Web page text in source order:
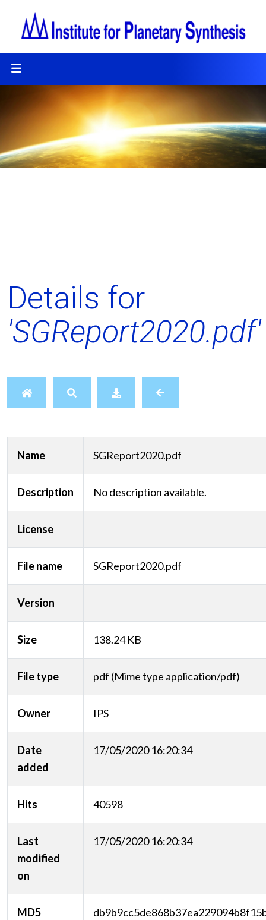
Details for
'SGReport2020.pdf'
Name SGReport2020.pdf
Description No description available.
License
File name SGReport2020.pdf
Version
Size 138.24 KB
File type pdf (Mime type application/pdf)
Owner IPS
Date
added
17/05/2020 16:20:34
Hits 40598
Last
modified
on
17/05/2020 16:20:34
MD5